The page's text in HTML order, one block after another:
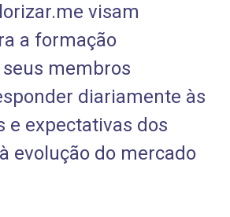
visam
a formação
membros
diariamente às
e expectativas dos
evolução do mercado